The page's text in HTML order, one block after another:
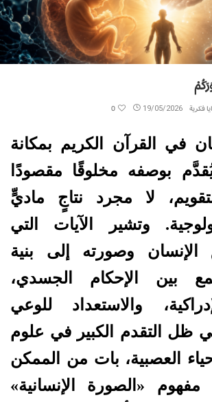
فكرية 19/05/2026
0
في القرآن الكريم بمكانة
بوصفه مخلوقًا مقصودًا
لا مجرد نتاجٍ ماديٍّ
وتشير الآيات التي
الإنسان وصورته إلى بنية
بين الإحكام الجسدي،
والاستعداد للوعي
ظل التقدم الكبير في علوم
العصبية، بات من الممكن
مفهوم «الصورة الإنسانية»